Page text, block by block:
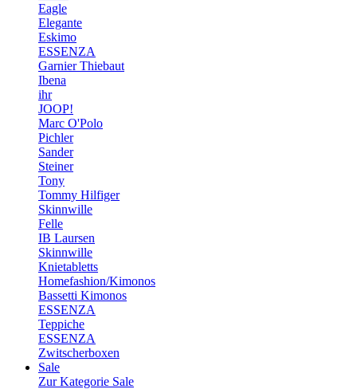
Eagle
Elegante
Eskimo
ESSENZA
Garnier Thiebaut
Ibena
ihr
JOOP!
Marc O'Polo
Pichler
Sander
Steiner
Tony
Tommy Hilfiger
Skinnwille
Felle
IB Laursen
Skinnwille
Knietabletts
Homefashion/Kimonos
Bassetti Kimonos
ESSENZA
Teppiche
ESSENZA
Zwitscherboxen
Sale
Zur Kategorie Sale